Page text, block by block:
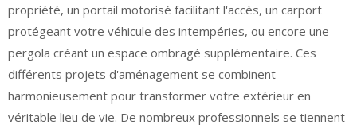
propriété, un portail motorisé facilitant l'accès, un carport
protégeant votre véhicule des intempéries, ou encore une
pergola créant un espace ombragé supplémentaire. Ces
différents projets d'aménagement se combinent
harmonieusement pour transformer votre extérieur en
véritable lieu de vie. De nombreux professionnels se tiennent